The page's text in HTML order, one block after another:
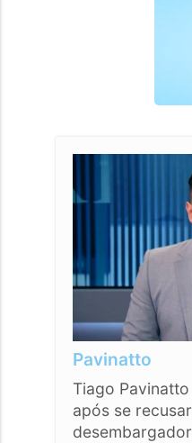
Pavinatto
Tiago
após se
desembargador